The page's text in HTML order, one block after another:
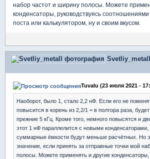
набор частот и ширину полосы. Можете
конденсаторы, руководствуясь
поста или калькулятором, ну и своим вкусом.
Svetliy_metall
Tuvalu (23 июля 2021 -
Наоборот, было 1, стало 2,2 нФ. Если его не
повысится в корень из 2,2/1 = в полтора раза,
прежние 5 кГц. Кроме того, немного повысятся и
этот 1 нФ параллелится с новыми конденсаторами,
суммарные ёмкости будут меньше расчётных. Но
значение, если принять за отправные точки мой
полосы. Можете применять и другие конденсаторы,